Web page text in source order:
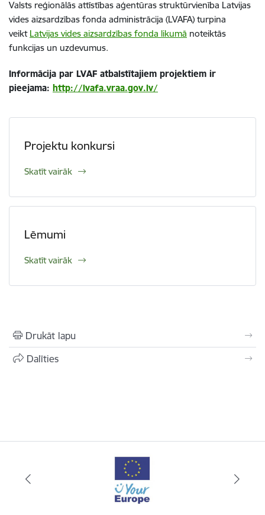
Valsts reģionālās attīstības aģentūras struktūrvienība Latvijas
vides aizsardzības fonda administrācija (LVAFA) turpina
veikt Latvijas vides aizsardzības fonda likumā noteiktās
funkcijas un uzdevumus.
Informācija par LVAF atbalstītajiem projektiem ir
pieejama: http://lvafa.vraa.gov.lv/
Projektu konkursi
Skatīt vairāk
Lēmumi
Skatīt vairāk
Drukāt lapu
Dalīties